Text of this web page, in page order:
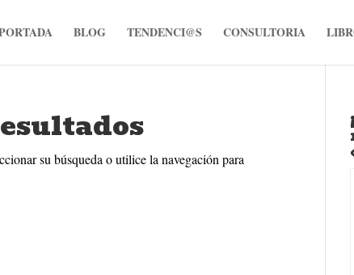
BLOG TENDENCI@S CONSULTORIA
su búsqueda o utilice la navegación para